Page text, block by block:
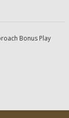
Bonus Play